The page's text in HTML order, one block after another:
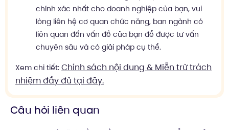
chính xác nhất cho doanh nghiệp của bạn, vui
lòng liên hệ cơ quan chức năng, ban ngành có
liên quan đến vấn đề của bạn để được tư vấn
chuyên sâu và có giải pháp cụ thể.
Xem chi tiết: Chính sách nội dung & Miễn trừ trách
nhiệm đầy đủ tại đây.
Câu hỏi liên quan